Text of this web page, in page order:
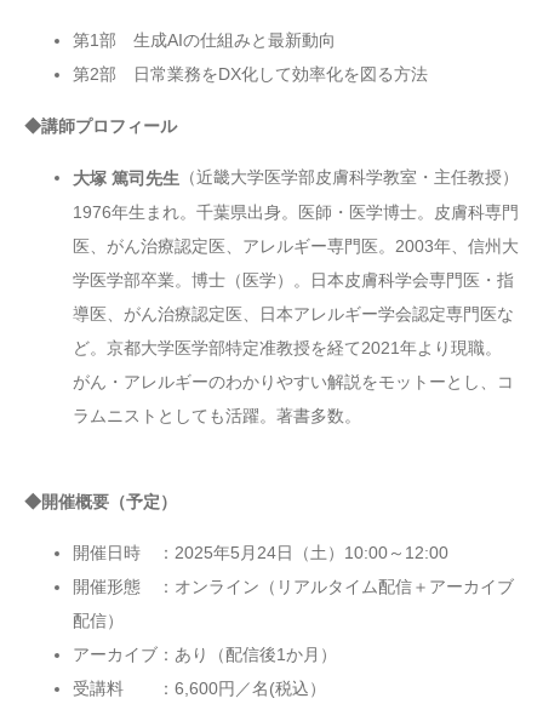
第1部 生成AIの仕組みと最新動向
第2部 日常業務をDX化して効率化を図る方法
◆講師プロフィール
大塚 篤司 先生 （近畿大学医学部皮膚科学教室・主任教授）
1976年生まれ。千葉県出身。医師・医学博士。皮膚科専門
医、がん治療認定医、アレルギー専門医。2003年、信州大
学医学部卒業。博士（医学）。日本皮膚科学会専門医・指
導医、がん治療認定医、日本アレルギー学会認定専門医な
ど。京都大学医学部特定准教授を経て2021年より現職。
がん・アレルギーのわかりやすい解説をモットーとし、コ
ラムニストとしても活躍。著書多数。
◆開催概要（予定）
開催日時 ：2025年5月24日（土）10:00～12:00
開催形態 ：オンライン（リアルタイム配信＋アーカイブ
配信）
アーカイブ：あり（配信後1か月）
受講料 ：6,600円／名(税込）